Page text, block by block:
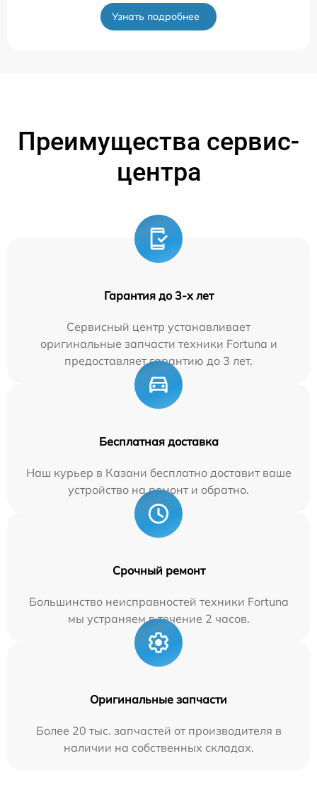
Узнать подробнее
Преимущества сервис-
центра
Гарантия до 3-х лет
Сервисный центр устанавливает
оригинальные запчасти техники Fortuna и
предоставляет гарантию до 3 лет.
Бесплатная доставка
Наш курьер в Казани бесплатно доставит ваше
устройство на ремонт и обратно.
Срочный ремонт
Большинство неисправностей техники Fortuna
мы устраняем в течение 2 часов.
Оригинальные запчасти
Более 20 тыс. запчастей от производителя в
наличии на собственных складах.